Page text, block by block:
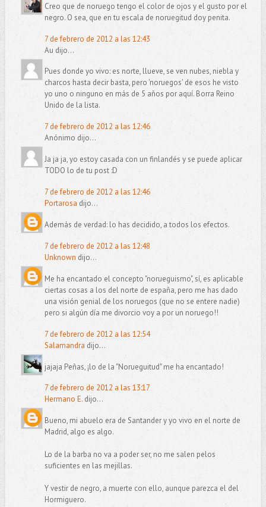
Creo que de noruego tengo el color de ojos y el gusto por el
negro. O sea, que en tu escala de noruegitud doy penita.
7 de febrero de 2012 a las 12:43
Au dijo...
Pues donde yo vivo: es norte, llueve, se ven nubes, niebla y
charcos hasta decir basta, pero 'noruegos' de esos he visto
yo uno o ninguno en más de 5 años por aquí. Borra Reino
Unido de la lista.
7 de febrero de 2012 a las 12:46
Anónimo dijo...
Ja ja ja, yo estoy casada con un finlandés y se puede aplicar
TODO lo de tu post :D
7 de febrero de 2012 a las 12:46
Portarosa dijo...
Además de verdad: lo has decidido, a todos los efectos.
7 de febrero de 2012 a las 12:48
Unknown dijo...
Me ha encantado el concepto "norueguismo", sí, es aplicable
ciertas cosas a los del norte de españa, pero me has dado
una visión genial de los noruegos (que no se entere nadie)
pero si algún día me divorcio voy a por un noruego!!
7 de febrero de 2012 a las 12:54
Salamandra dijo...
jajaja Peñas, ¡lo de la "Norueguitud" me ha encantado!
7 de febrero de 2012 a las 13:17
Hermano E.dijo...
Bueno, mi abuelo era de Santander y yo vivo en el norte de
Madrid, algo es algo.
Lo de la barba no va a poder ser, no me salen pelos
suficientes en las mejillas.
Y vestir de negro, a muerte con ello, aunque parezca el del
Hormiguero.